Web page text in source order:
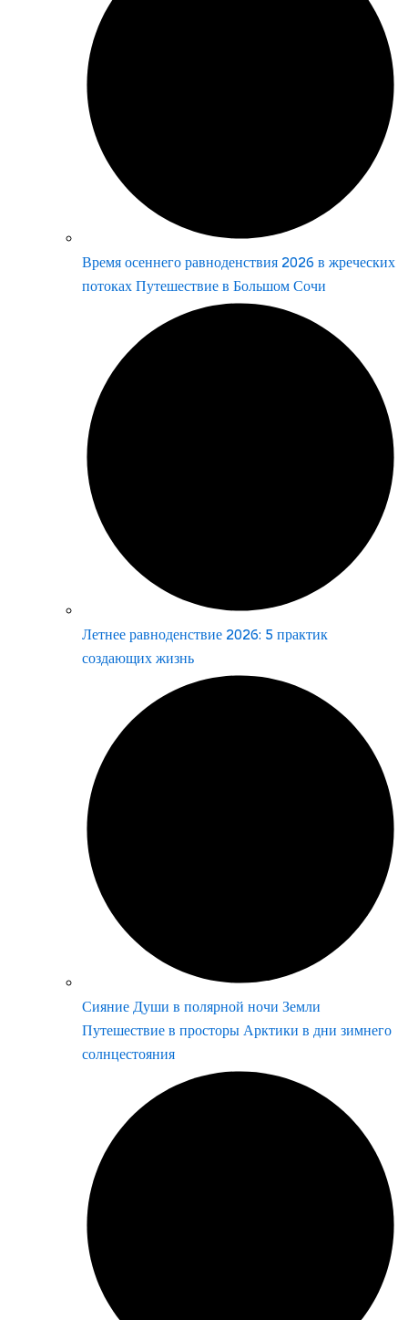
Время осеннего равноденствия 2026 в жреческих
потоках Путешествие в Большом Сочи
Летнее равноденствие 2026: 5 практик
создающих жизнь
Сияние Души в полярной ночи Земли
Путешествие в просторы Арктики в дни зимнего
солнцестояния